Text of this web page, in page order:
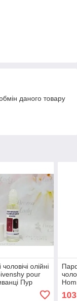
даного товару
олійні
pour
Пур
103